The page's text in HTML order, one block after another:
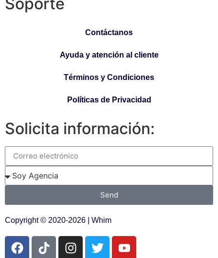
Contáctanos
Ayuda y atención al cliente
Términos y Condiciones
Políticas de Privacidad
Solicita información:
Send
Copyright © 2020-2026 | Whim